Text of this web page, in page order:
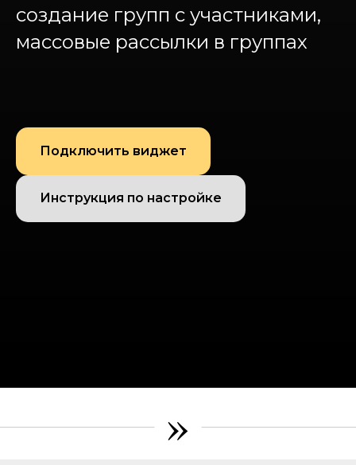
создание групп с участниками,
массовые рассылки в группах
Подключить виджет
Инструкция по настройке
»